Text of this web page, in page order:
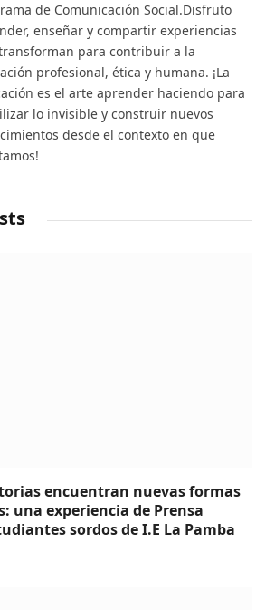
de Comunicación Social.Disfruto
enseñar y compartir experiencias
para contribuir a la
profesional, ética y humana. ¡La
es el arte aprender haciendo para
lo invisible y construir nuevos
desde el contexto en que
encuentran nuevas formas
una experiencia de Prensa
sordos de I.E La Pamba